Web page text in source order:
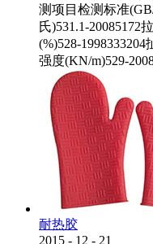
测项目检测标准
氏)531.1-20085172
(%)528-
强度(KN/m)529-
耐热胶
2015 - 12 - 21